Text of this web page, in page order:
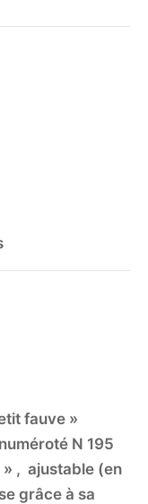
fauve »
N 195
, ajustable (en
grâce à sa